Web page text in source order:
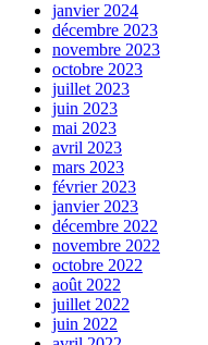
janvier 2024
décembre 2023
novembre 2023
octobre 2023
juillet 2023
juin 2023
mai 2023
avril 2023
mars 2023
février 2023
janvier 2023
décembre 2022
novembre 2022
octobre 2022
août 2022
juillet 2022
juin 2022